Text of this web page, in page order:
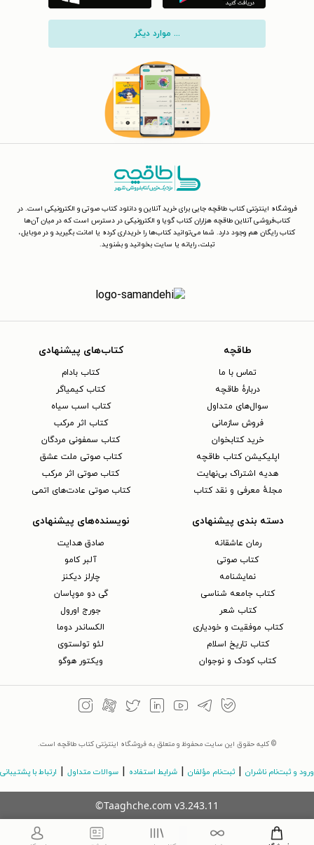
... موارد دیگر
فروشگاه اینترنتی کتاب طاقچه جایی برای خرید آنلاین و دانلود کتاب صوتی و الکترونیکی است. در
کتاب‌فروشی آنلاین طاقچه هزاران کتاب گویا و الکترونیکی در دسترس است که در میان آن‌ها
کتاب رایگان هم وجود دارد. شما می‌توانید کتاب‌ها را خریداری کرده یا امانت بگیرید و در موبایل،
تبلت، رایانه یا سایت بخوانید و بشنوید.
طاقچه
تماس با ما
دربارهٔ طاقچه
سوال‌های متداول
فروش سازمانی
خرید کتابخوان
اپلیکیشن کتاب طاقچه
هدیه اشتراک بی‌نهایت
مجلهٔ معرفی و نقد کتاب
کتاب‌های پیشنهادی
کتاب بادام
کتاب کیمیاگر
کتاب اسب سیاه
کتاب اثر مرکب
کتاب سمفونی مردگان
کتاب صوتی ملت عشق
کتاب صوتی اثر مرکب
کتاب صوتی عادت‌های اتمی
دسته بندی پیشنهادی
رمان عاشقانه
کتاب‌ صوتی
نمایشنامه
کتاب جامعه شناسی
کتاب شعر
کتاب موفقیت و خودیاری
کتاب تاریخ اسلام
کتاب کودک و نوجوان
نویسنده‌های پیشنهادی
صادق هدایت
آلبر کامو
چارلز دیکنز
گی دو موپاسان
جورج اورول
الکساندر دوما
لئو تولستوی
ویکتور هوگو
© کلیه حقوق این سایت محفوظ و متعلق به فروشگاه اینترنتی کتاب طاقچه است.
ورود و ثبت‌نام ناشران ثبت‌نام مؤلفان شرایط استفاده سوالات متداول ارتباط با پشتیبانی
©Taaghche.com v3.243.11